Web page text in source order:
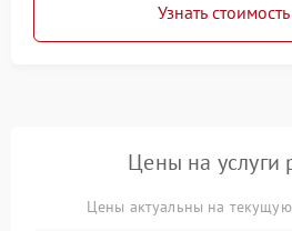
Узнать
Цены на услуги
Цены актуальны на